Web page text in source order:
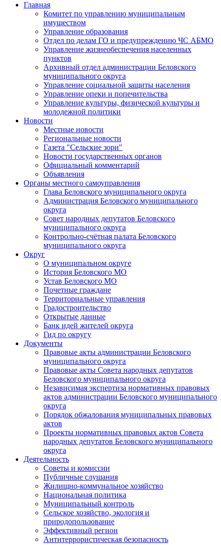
Главная
Комитет по управлению муниципальным
имуществом
Управление образования
Отдел по делам ГО и предупреждению ЧС АБМО
Управление жизнеобеспечения населенных
пунктов
Архивный отдел администрации Беловского
муниципального округа
Управление социальной защиты населения
Управление опеки и попечительства
Управление культуры, физической культуры и
молодежной политики
Новости
Местные новости
Региональные новости
Газета "Сельские зори"
Новости государственных органов
Официальный комментарий
Объявления
Органы местного самоуправления
Глава Беловского муниципального округа
Администрация Беловского муниципального
округа
Совет народных депутатов Беловского
муниципального округа
Контрольно-счётная палата Беловского
муниципального округа
Округ
О муниципальном округе
История Беловского МО
Устав Беловского МО
Почетные граждане
Территориальные управления
Градостроительство
Открытые данные
Банк идей жителей округа
Гид по округу
Документы
Правовые акты администрации Беловского
муниципального округа
Правовые акты Совета народных депутатов
Беловского муниципального округа
Независимая экспертиза нормативных правовых
актов администрации Беловского муниципального
округа
Порядок обжалования муниципальных правовых
актов
Проекты нормативных правовых актов Совета
народных депутатов Беловского муниципального
округа
Деятельность
Советы и комиссии
Публичные слушания
Жилищно-коммунальное хозяйство
Национальная политика
Муниципальный контроль
Сельское хозяйство, экология и
природопользование
Эффективный регион
Антитеррористическая безопасность